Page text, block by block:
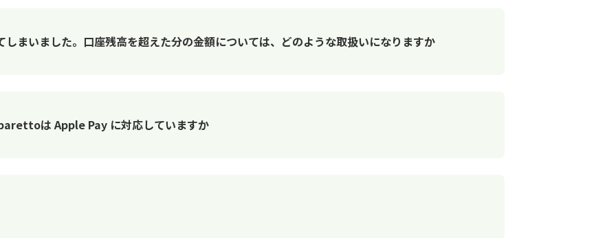
まいました。口座残高を超えた分の金額については、どのような取扱いになりますか
は Apple Pay に対応していますか